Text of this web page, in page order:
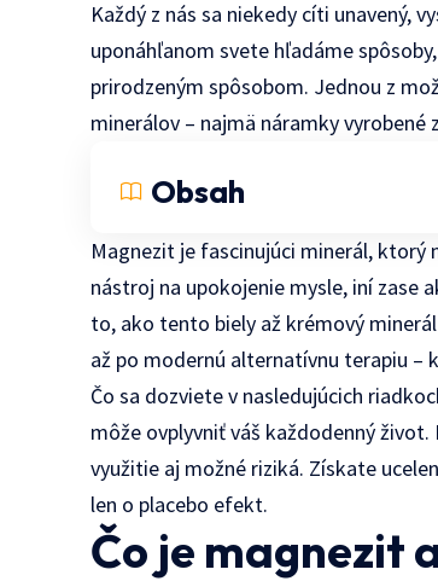
Každý z nás sa niekedy cíti unavený,
uponáhľanom svete hľadáme
prirodzeným spôsobom. Jednou z
minerálov – najmä náramky vyrobené
Obsah
Magnezit je fascinujúci minerál,
nástroj na upokojenie mysle, iní zase
to, ako tento biely až krémový
až po modernú alternatívnu terapiu –
Čo sa dozviete v nasledujúcich
môže ovplyvniť váš každodenný
využitie aj možné riziká. Získate
len o placebo efekt.
Čo je magnezit